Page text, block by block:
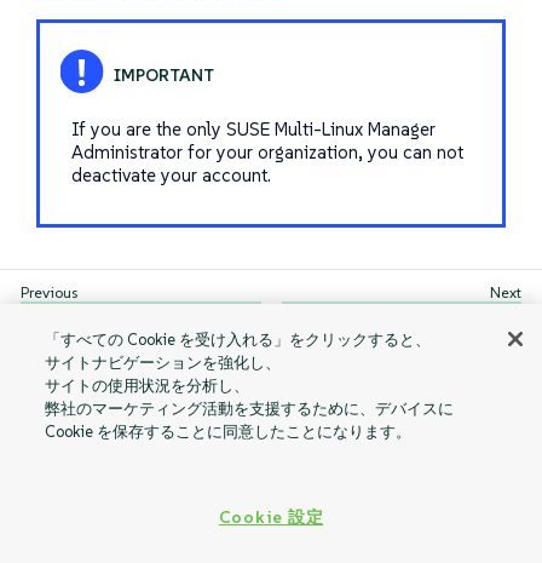
If you are the only SUSE Multi-Linux Manager
Administrator for your organization, you can not
deactivate your account.
Change Email My Preferences
「すべての Cookie を受け入れる」をクリックすると、
サイトナビゲーションを強化し、
サイトの使用状況を分析し、
弊社のマーケティング活動を支援するために、デバイスに
Cookie を保存することに同意したことになります。
Cookie 設定